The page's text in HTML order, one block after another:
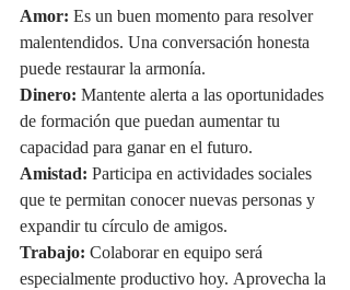
Amor: Es un buen momento para resolver
malentendidos. Una conversación honesta
puede restaurar la armonía.
Dinero: Mantente alerta a las oportunidades
de formación que puedan aumentar tu
capacidad para ganar en el futuro.
Amistad: Participa en actividades sociales
que te permitan conocer nuevas personas y
expandir tu círculo de amigos.
Trabajo: Colaborar en equipo será
especialmente productivo hoy. Aprovecha la